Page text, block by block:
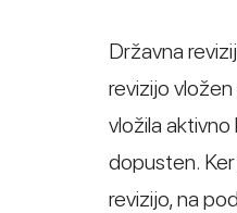
Državna
revizijo
vložila aktivno
dopusten.
revizijo, na